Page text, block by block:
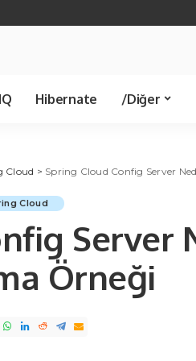
Hibernate /Diğer
Cloud > Spring Cloud Config Server
Cloud
Server
Örneği